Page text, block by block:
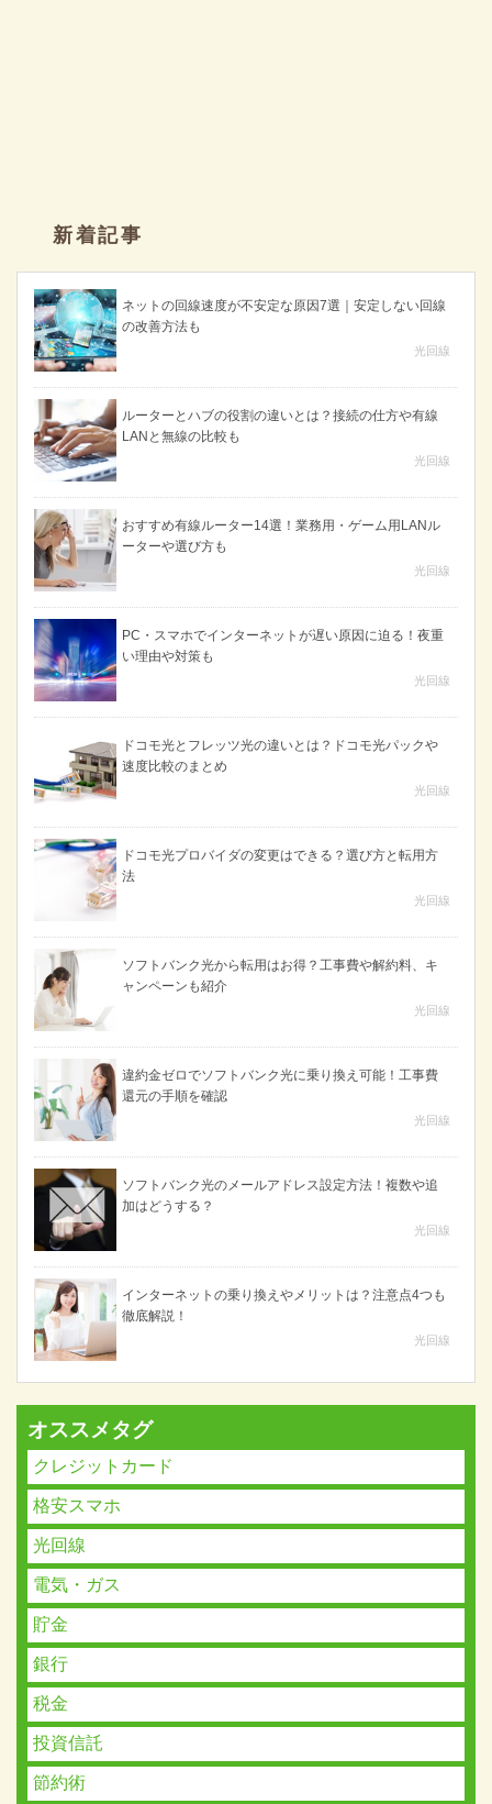
新着記事
ネットの回線速度が不安定な原因7選｜安定しない回線
の改善方法も
光回線
ルーターとハブの役割の違いとは？接続の仕方や有線
LANと無線の比較も
光回線
おすすめ有線ルーター14選！業務用・ゲーム用LANル
ーターや選び方も
光回線
PC・スマホでインターネットが遅い原因に迫る！夜重
い理由や対策も
光回線
ドコモ光とフレッツ光の違いとは？ドコモ光パックや
速度比較のまとめ
光回線
ドコモ光プロバイダの変更はできる？選び方と転用方
法
光回線
ソフトバンク光から転用はお得？工事費や解約料、キ
ャンペーンも紹介
光回線
違約金ゼロでソフトバンク光に乗り換え可能！工事費
還元の手順を確認
光回線
ソフトバンク光のメールアドレス設定方法！複数や追
加はどうする？
光回線
インターネットの乗り換えやメリットは？注意点4つも
徹底解説！
光回線
オススメタグ
クレジットカード
格安スマホ
光回線
電気・ガス
貯金
銀行
税金
投資信託
節約術